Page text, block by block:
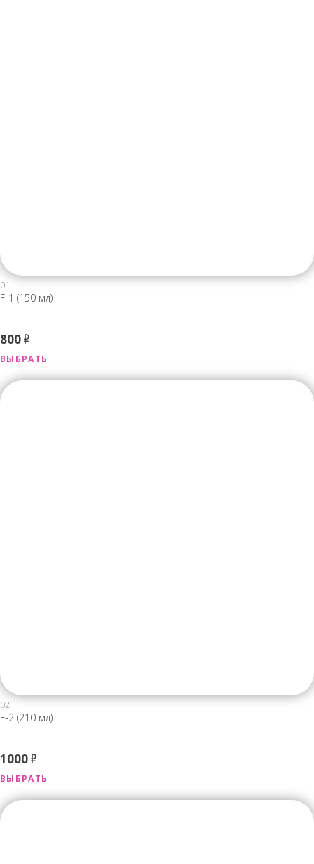
01
F-1 (150 мл)
800 Р
ВЫБРАТЬ
02
F-2 (210 мл)
1000 Р
ВЫБРАТЬ